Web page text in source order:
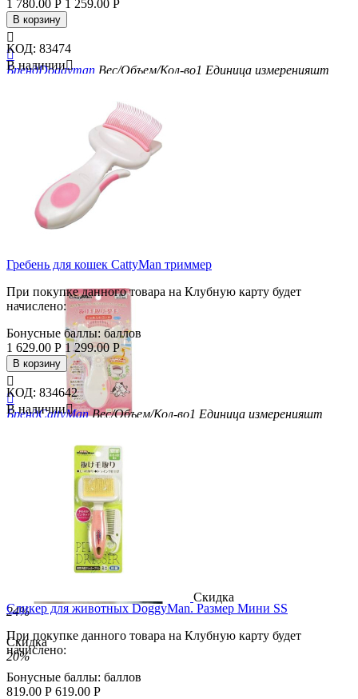
1 780.00 Р 1 259.00 Р
В корзину


БрендDoggyman Вес/Объем/Кол-во1 Единица измеренияшт
КОД: 83474
В наличии
Скидка
20%
Гребень для кошек CattyMan триммер
При покупке данного товара на Клубную карту будет
начислено:
Бонусные баллы: баллов
1 629.00 Р 1 299.00 Р
В корзину


БрендCattyMan Вес/Объем/Кол-во1 Единица измеренияшт
КОД: 834642
В наличии
Скидка
24%
Сликер для животных DoggyMan. Размер Мини SS
При покупке данного товара на Клубную карту будет
начислено:
Бонусные баллы: баллов
819.00 Р 619.00 Р